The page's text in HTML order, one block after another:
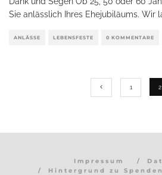
Sie anlässlich Ihres Ehejubiläums. Wir
ANLÄSSE LEBENSFESTE 0 KOMMENTARE
1 2
Impressum
Hintergrund zu